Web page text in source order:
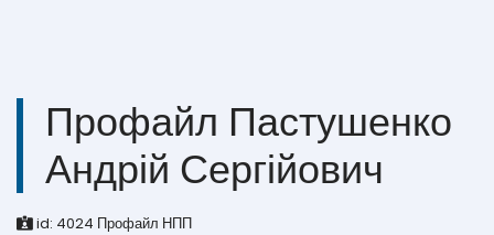
Профайл Пастушенко
Андрій Сергійович
id: 4024 Профайл НПП